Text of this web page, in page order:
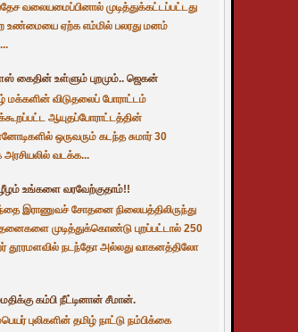
வலையமைப்பினால் முடித்துக்கட்டப்பட்டது
உண்மையை ஏற்க எம்மில் பலரது மனம்
கைதின் உள்ளும் புறமும்.. ஜெகன்
மக்களின் விடுதலைப் போராட்டம்
ஆயுதப்போராட்டத்தின்
ஒருவரும் கடந்த சுமார் 30
வடக்க...
உங்களை வரவேற்குதாம்!!
இராணுவச் சோதனை நிலையத்திலிருந்து
முடித்துக்கொண்டு புறப்பட்டால் 250
தூரமளவில் நடந்தோ அல்லது வாகனத்திலோ
கம்பி நீட்டினான் சீமான்.
புலிகளின் தமிழ் நாட்டு நம்பிக்கை